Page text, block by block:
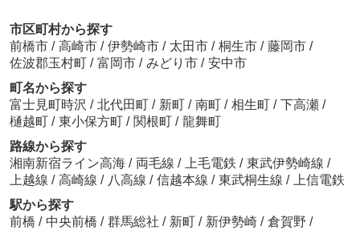
市区町村から探す
前橋市 / 高崎市 / 伊勢崎市 / 太田市 / 桐生市 / 藤岡市 /
佐波郡玉村町 / 富岡市 / みどり市 / 安中市
町名から探す
富士見町時沢 / 北代田町 / 新町 / 南町 / 相生町 / 下高瀬 /
樋越町 / 東小保方町 / 関根町 / 龍舞町
路線から探す
湘南新宿ライン高海 / 両毛線 / 上毛電鉄 / 東武伊勢崎線 /
上越線 / 高崎線 / 八高線 / 信越本線 / 東武桐生線 /
上信電鉄
駅から探す
前橋 / 中央前橋 / 群馬総社 / 新町 / 新伊勢崎 / 倉賀野 /